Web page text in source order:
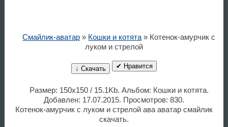
Смайлик-аватар » Кошки и котята » Котенок-амурчик с
луком и стрелой
↓ Скачать ✔ Нравится
Размер: 150x150 / 15.1Kb. Альбом: Кошки и котята.
Добавлен: 17.07.2015. Просмотров: 830.
Котенок-амурчик с луком и стрелой ава аватар смайлик
скачать.